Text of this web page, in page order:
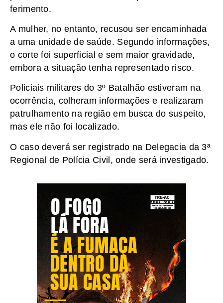
ferimento.
A mulher, no entanto, recusou ser encaminhada
a uma unidade de saúde. Segundo informações,
o corte foi superficial e sem maior gravidade,
embora a situação tenha representado risco.
Policiais militares do 3º Batalhão estiveram na
ocorrência, colheram informações e realizaram
patrulhamento na região em busca do suspeito,
mas ele não foi localizado.
O caso deverá ser registrado na Delegacia da 3ª
Regional de Polícia Civil, onde será investigado.